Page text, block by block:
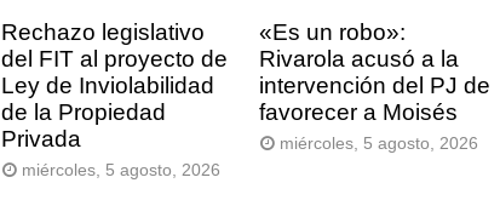
Rechazo legislativo
del FIT al proyecto de
Ley de Inviolabilidad
de la Propiedad
Privada
miércoles, 5 agosto, 2026
«Es un robo»:
Rivarola acusó a la
intervención del PJ de
favorecer a Moisés
miércoles, 5 agosto, 2026